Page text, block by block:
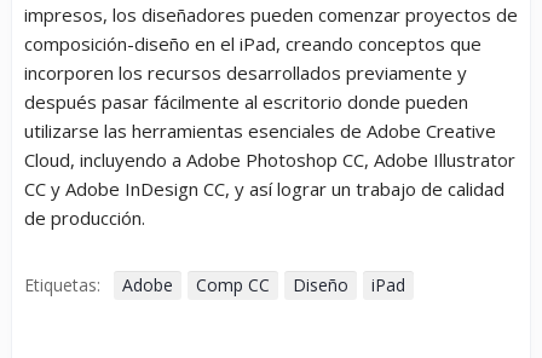
impresos, los diseñadores pueden comenzar proyectos de
composición-diseño en el iPad, creando conceptos que
incorporen los recursos desarrollados previamente y
después pasar fácilmente al escritorio donde pueden
utilizarse las herramientas esenciales de Adobe Creative
Cloud, incluyendo a Adobe Photoshop CC, Adobe Illustrator
CC y Adobe InDesign CC, y así lograr un trabajo de calidad
de producción.
Etiquetas: Adobe Comp CC Diseño iPad